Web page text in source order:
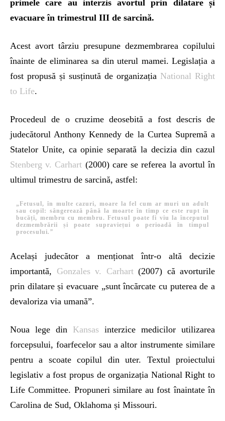
primele care au interzis avortul prin dilatare și
evacuare în trimestrul III de sarcină.
Acest avort târziu presupune dezmembrarea copilului
înainte de eliminarea sa din uterul mamei. Legislația a
fost propusă și susținută de organizația National Right
to Life.
Procedeul de o cruzime deosebită a fost descris de
judecătorul Anthony Kennedy de la Curtea Supremă a
Statelor Unite, ca opinie separată la decizia din cazul
Stenberg v. Carhart (2000) care se referea la avortul în
ultimul trimestru de sarcină, astfel:
„Fetusul, în multe cazuri, moare la fel cum ar muri un adult
sau copil: sângerează până la moarte în timp ce este rupt în
bucăți, membru cu membru. Fetusul poate fi viu la începutul
dezmembrării și poate supraviețui o perioadă în timpul
procesului.”
Același judecător a menționat într-o altă decizie
importantă, Gonzales v. Carhart(2007) că avorturile
prin dilatare și evacuare „sunt încărcate cu puterea de a
devaloriza via umană”.
Noua lege din Kansas interzice medicilor utilizarea
forcepsului, foarfecelor sau a altor instrumente similare
pentru a scoate copilul din uter. Textul proiectului
legislativ a fost propus de organizația National Right to
Life Committee. Propuneri similare au fost înaintate în
Carolina de Sud, Oklahoma și Missouri.